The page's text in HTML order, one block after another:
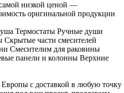
низкой ценой —
оригинальной продукции
Термостаты Ручные души
Скрытые части смесителей
Смесителим для раковины
панели и колонны Верхние
с доставкой в любую точку